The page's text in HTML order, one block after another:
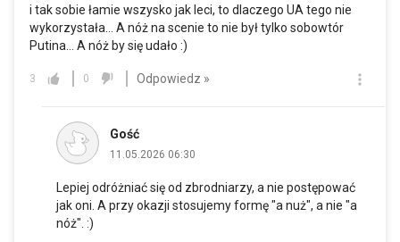
i tak sobie łamie wszysko jak leci, to dlaczego UA tego nie
wykorzystała... A nóż na scenie to nie był tylko sobowtór
Putina... A nóż by się udało :)
3 0 Odpowiedz »
Gość
11.05.2026 06:30
Lepiej odróżniać się od zbrodniarzy, a nie postępować
jak oni. A przy okazji stosujemy formę "a nuż", a nie "a
nóż". :)